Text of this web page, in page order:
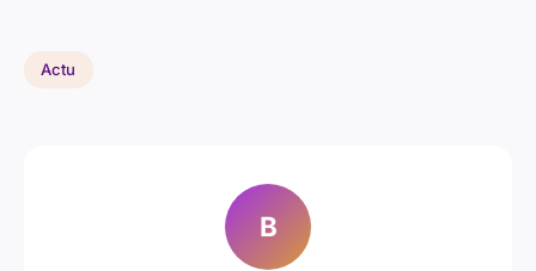
Actu
B